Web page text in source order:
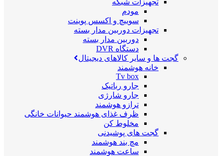
تجهیزات شبکه
مودم
سوییچ و اکسس پوینت
تجهیزات دوربین مدار بسته
دوربین مدار بسته
دستگاه DVR
گجت ها و سایر کالاهای دیجیتال
خانه هوشمند
Tv box
جارو رباتیک
جارو شارژی
ترازو هوشمند
ظرف غذای هوشمند حیوانات خانگی
مخلوط کن
گجت های پوشیدنی
مچ بند هوشمند
ساعت هوشمند